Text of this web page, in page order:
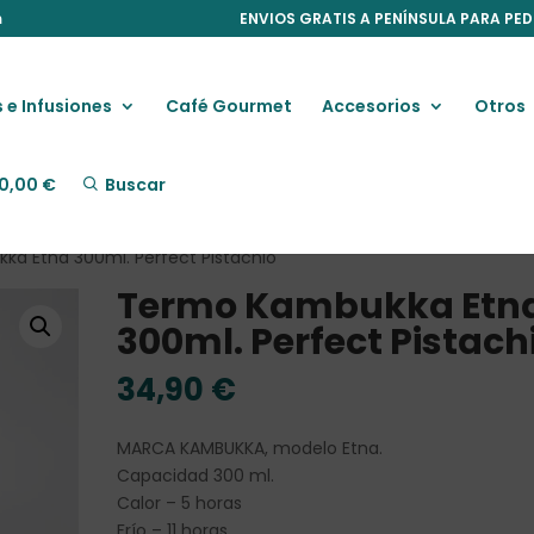
ENVIOS GRATIS A PENÍNSULA PARA
e Infusiones Café Gourmet Accesorios Otros
0,00 € Buscar
Etna 300ml. Perfect Pistachio
Termo Kambukka
300ml. Perfect
34,90 €
MARCA KAMBUKKA, modelo Etna.
Capacidad 300 ml.
Calor – 5 horas